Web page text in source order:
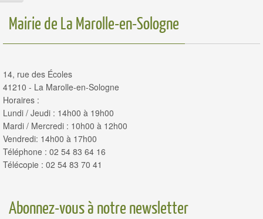
Mairie de La Marolle-en-Sologne
14, rue des Écoles
41210 - La Marolle-en-Sologne
Horaires :
Lundi / Jeudi : 14h00 à 19h00
Mardi / Mercredi : 10h00 à 12h00
Vendredi: 14h00 à 17h00
Téléphone : 02 54 83 64 16
Télécopie : 02 54 83 70 41
Abonnez-vous à notre newsletter